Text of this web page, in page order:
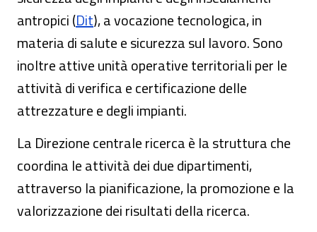
antropici (Dit), a vocazione tecnologica, in
materia di salute e sicurezza sul lavoro. Sono
inoltre attive unità operative territoriali per le
attività di verifica e certificazione delle
attrezzature e degli impianti.
La Direzione centrale ricerca è la struttura che
coordina le attività dei due dipartimenti,
attraverso la pianificazione, la promozione e la
valorizzazione dei risultati della ricerca.